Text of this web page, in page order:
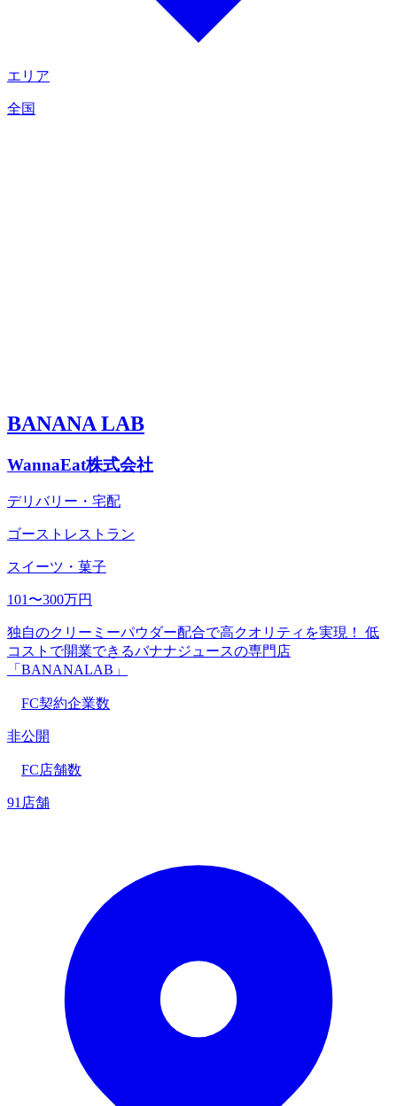
エリア
全国
BANANA LAB
WannaEat株式会社
デリバリー・宅配
ゴーストレストラン
スイーツ・菓子
101〜300万円
独自のクリーミーパウダー配合で高クオリティを実現！ 低
コストで開業できるバナナジュースの専門店
「BANANALAB」
FC契約企業数
非公開
FC店舗数
91店舗